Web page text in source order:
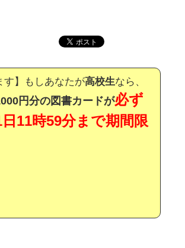
す】もしあなたが高校生なら、
円分の図書カードが必ず
11時59分まで期間限